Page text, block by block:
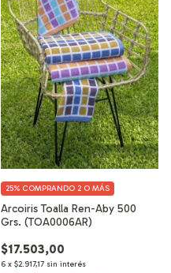
Arcoiris Toalla Ren-Aby 500
Grs. (TOA0006AR)
$17.503,00
6 x $2.917,17 sin interés
25% COMPRANDO 2 O MÁS